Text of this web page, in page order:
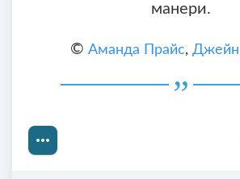
манери.
© Аманда Прайс, Джейн